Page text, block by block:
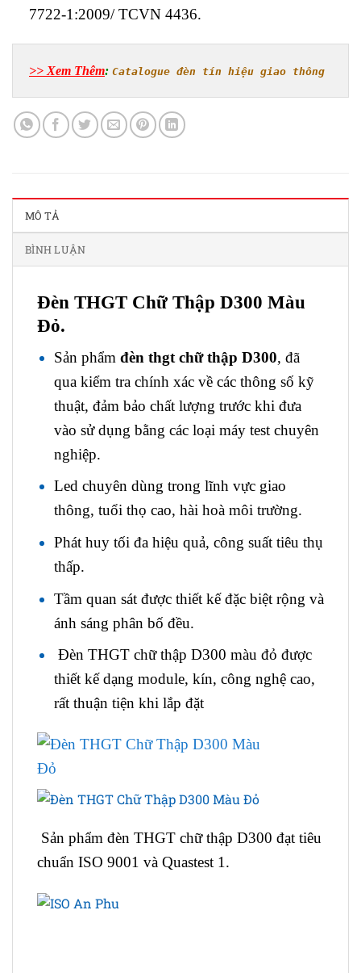
7722-1:2009/ TCVN 4436.
>> Xem Thêm: Catalogue đèn tín hiệu giao thông
MÔ TẢ
BÌNH LUẬN
Đèn THGT Chữ Thập D300 Màu
Đỏ.
Sản phẩm đèn thgt chữ thập D300, đã
qua kiểm tra chính xác về các thông số kỹ
thuật, đảm bảo chất lượng trước khi đưa
vào sử dụng bằng các loại máy test chuyên
nghiệp.
Led chuyên dùng trong lĩnh vực giao
thông, tuổi thọ cao, hài hoà môi trường.
Phát huy tối đa hiệu quả, công suất tiêu thụ
thấp.
Tầm quan sát được thiết kế đặc biệt rộng và
ánh sáng phân bố đều.
Đèn THGT chữ thập D300 màu đỏ được
thiết kế dạng module, kín, công nghệ cao,
rất thuận tiện khi lắp đặt
Sản phẩm đèn THGT chữ thập D300 đạt tiêu
chuẩn ISO 9001 và Quastest 1.